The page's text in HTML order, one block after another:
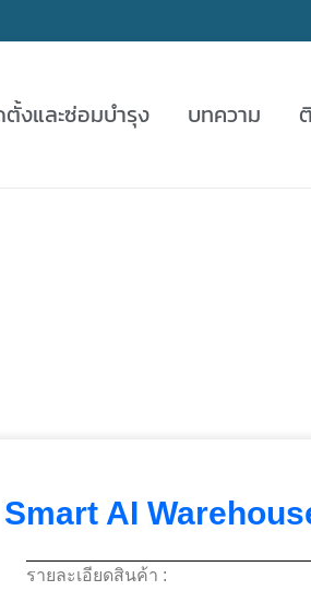
งและซ่อมบำรุง บทความ
Smart AI
รายละเอียดสินค้า :